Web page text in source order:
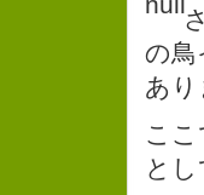
の鳥
あり
こ
と